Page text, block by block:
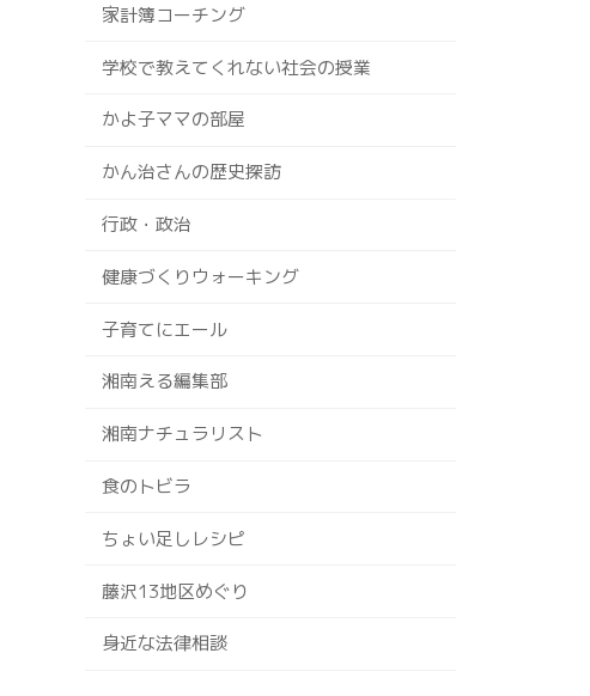
家計簿コーチング
学校で教えてくれない社会の授業
かよ子ママの部屋
かん治さんの歴史探訪
行政・政治
健康づくりウォーキング
子育てにエール
湘南える編集部
湘南ナチュラリスト
食のトビラ
ちょい足しレシピ
藤沢13地区めぐり
身近な法律相談